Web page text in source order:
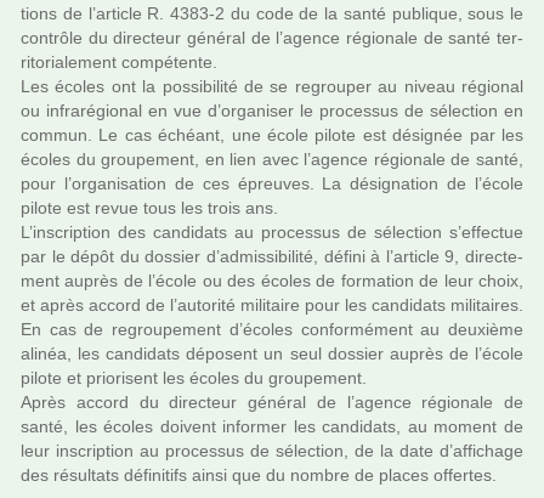
tions de l’arti­cle R. 4383-2 du code de la santé publi­que, sous le
contrôle du direc­teur géné­ral de l’agence régio­nale de santé ter­
ri­to­ria­le­ment com­pé­tente.
Les écoles ont la pos­si­bi­lité de se regrou­per au niveau régio­nal
ou infra­ré­gio­nal en vue d’orga­ni­ser le pro­ces­sus de sélec­tion en
commun. Le cas échéant, une école pilote est dési­gnée par les
écoles du grou­pe­ment, en lien avec l’agence régio­nale de santé,
pour l’orga­ni­sa­tion de ces épreuves. La dési­gna­tion de l’école
pilote est revue tous les trois ans.
L’ins­crip­tion des can­di­dats au pro­ces­sus de sélec­tion s’effec­tue
par le dépôt du dos­sier d’admis­si­bi­lité, défini à l’arti­cle 9, direc­te­
ment auprès de l’école ou des écoles de for­ma­tion de leur choix,
et après accord de l’auto­rité mili­taire pour les can­di­dats mili­tai­res.
En cas de regrou­pe­ment d’écoles confor­mé­ment au deuxième
alinéa, les can­di­dats dépo­sent un seul dos­sier auprès de l’école
pilote et prio­ri­sent les écoles du grou­pe­ment.
Après accord du direc­teur géné­ral de l’agence régio­nale de
santé, les écoles doi­vent infor­mer les can­di­dats, au moment de
leur ins­crip­tion au pro­ces­sus de sélec­tion, de la date d’affi­chage
des résul­tats défi­ni­tifs ainsi que du nombre de places offer­tes.